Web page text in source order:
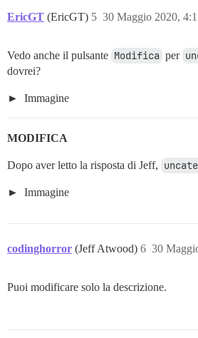
EricGT (EricGT) 30 Maggio 2020,
5
Vedo anche il pulsante Modifica per
dovrei?
Immagine
MODIFICA
Dopo aver letto la risposta di Jeff,
Immagine
codinghorror (Jeff Atwood) 30
6
Puoi modificare solo la descrizione.